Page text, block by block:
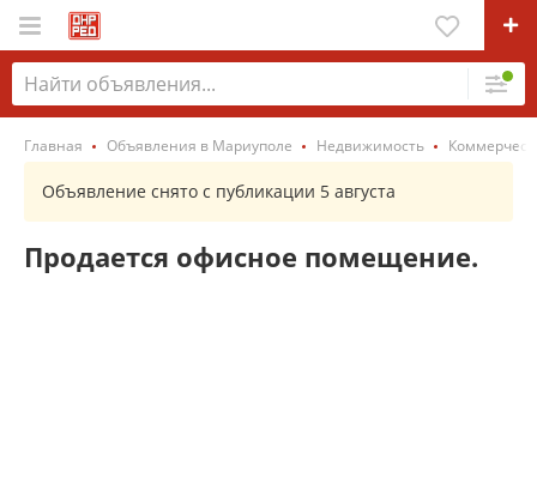
Главная Объявления в Мариуполе Недвижимость
Объявление снято с публикации 5 августа
Продается офисное помещение.